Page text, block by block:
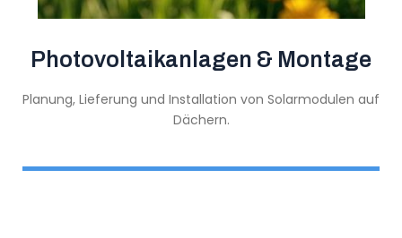
Photovoltaikanlagen & Montage
Planung, Lieferung und Installation von Solarmodulen auf
Dächern.